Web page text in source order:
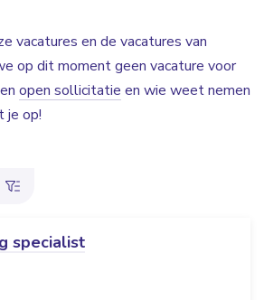
vacatures en de vacatures van
op dit moment geen vacature voor
open sollicitatie en wie weet nemen
je op!
specialist